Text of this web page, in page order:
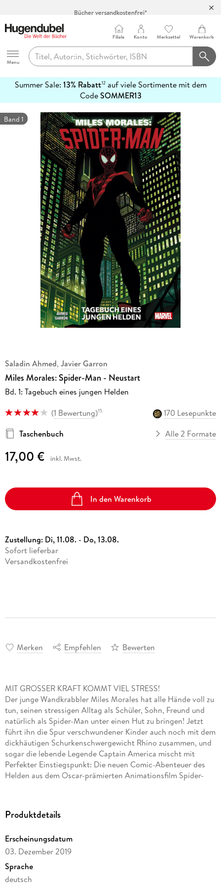
Abholung in über 100 Filialen
Hugendubel
Menu
Filiale Konto Merkzettel Warenkorb
Summer Sale: 13% Rabatt12auf viele Sortimente mit dem
CodeSOMMER13
erfahren
Band 1
Saladin Ahmed, Javier Garron
Miles Morales: Spider-Man - Neustart
Bd. 1: Tagebuch eines jungen Helden
(1 Bewertung)15
170 Lesepunkte
Taschenbuch
Alle 2 Formate
17,00 € inkl. Mwst.
In den Warenkorb
Zustellung: Di, 11.08. - Do, 13.08.
Sofort lieferbar
Versandkostenfrei
Merken Empfehlen Bewerten
MIT GROSSER KRAFT KOMMT VIEL STRESS!
Der junge Wandkrabbler Miles Morales hat alle Hände voll zu
tun, seinen stressigen Alltag als Schüler, Sohn, Freund und
natürlich als Spider-Man unter einen Hut zu bringen! Jetzt
führt ihn die Spur verschwundener Kinder auch noch mit dem
dickhäutigen Schurkenschwergewicht Rhino zusammen, und
sogar die lebende Legende Captain America mischt mit
Perfekter Einstiegspunkt: Die neuen Comic-Abenteuer des
Helden aus dem Oscar-prämierten Animationsfilm Spider-
Produktdetails
Erscheinungsdatum
03. Dezember 2019
Sprache
deutsch